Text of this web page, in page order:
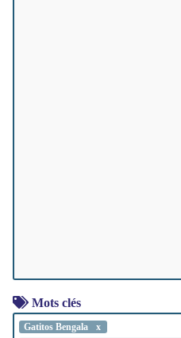
Mots clés
Gatitos Bengala